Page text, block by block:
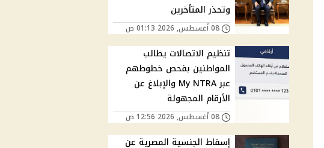
وتحذر المتأخرين
08 أغسطس, 2026 01:13 ص
تنظيم الاتصالات يطالب
المواطنين بفحص خطوطهم
عبر My NTRA والإبلاغ عن
الأرقام المجهولة
08 أغسطس, 2026 12:56 ص
إسقاط الجنسية المصرية عن